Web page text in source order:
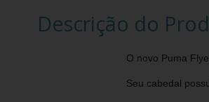
Descrição do
O novo Puma
Seu cabedal